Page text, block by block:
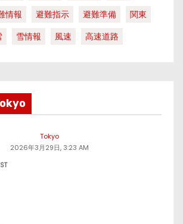
情報 避難指示 避難準備
関東
雪情報 風速 高速道路
Tokyo
2026年3月29日, 3:23 AM